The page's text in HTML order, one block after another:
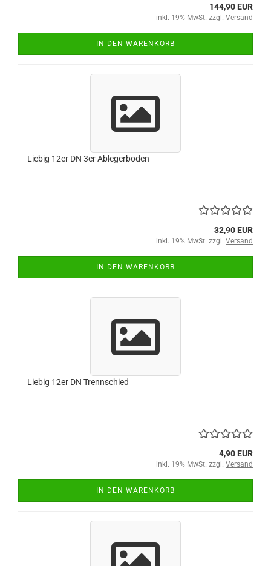
144,90 EUR
inkl. 19% MwSt. zzgl. Versand
IN DEN WARENKORB
Liebig 12er DN 3er Ablegerboden
32,90 EUR
inkl. 19% MwSt. zzgl. Versand
IN DEN WARENKORB
Liebig 12er DN Trennschied
4,90 EUR
inkl. 19% MwSt. zzgl. Versand
IN DEN WARENKORB